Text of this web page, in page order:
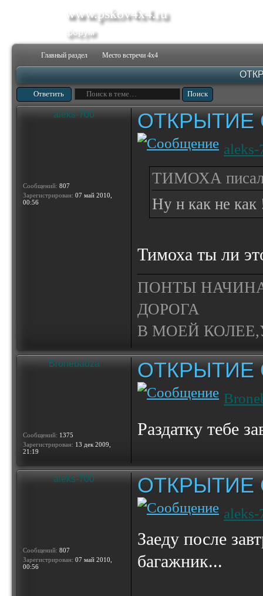
www.pskov4x4.ru
форум
Главный раздел Место встречи 4х4
Ответить
aleks-700
Сообщений: 807
Зарегистрирован: 07 май 2010,
00:56
ОТКРЫТИЕ
aleks-
ТИМОХА
Ну н как не
Тимоха ты ли
ПОНТЫ
ДОРОГА
В МОЕЙ
Bronebadza
Сообщений: 1375
Зарегистрирован: 13 дек 2009,
21:19
ОТКРЫТИЕ
Раздатку тебе
aleks-700
Сообщений: 807
Зарегистрирован: 07 май 2010,
00:56
ОТКРЫТИЕ
aleks-
Заеду после
багажник...